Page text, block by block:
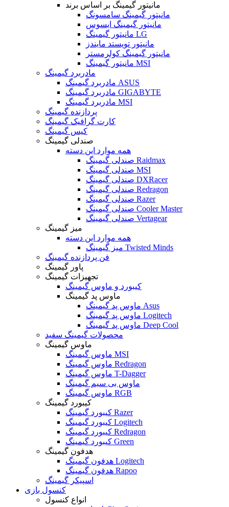
مانیتور گیمینگ بر اساس برند
مانیتور گیمینگ سامسونگ
مانیتور گیمینگ ایسوس
مانیتور گیمینگ LG
مانیتور تویستد مایندز
مانیتور گیمینگ کولرمستر
مانیتور گیمینگ MSI
مادربرد گیمینگ
مادربرد گیمینگ ASUS
مادربرد گیمینگ GIGABYTE
مادربرد گیمینگ MSI
پردازنده گیمینگ
کارت گرافیک گیمینگ
کیس گیمینگ
صندلی گیمینگ
همه موارد این دسته
صندلی گیمینگ Raidmax
صندلی گیمینگ MSI
صندلی گیمینگ DXRacer
صندلی گیمینگ Redragon
صندلی گیمینگ Razer
صندلی گیمینگ Cooler Master
صندلی گیمینگ Vertagear
میز گیمینگ
همه موارد این دسته
میز گیمینگ Twisted Minds
فن پردازنده گیمینگ
پاور گیمینگ
تجهیزات گیمینگ
کیبورد و ماوس گیمینگ
ماوس پد گیمینگ
ماوس پد گیمینگ Asus
ماوس پد گیمینگ Logitech
ماوس پد گیمینگ Deep Cool
محصولات گیمینگ سفید
ماوس گیمینگ
ماوس گیمینگ MSI
ماوس گیمینگ Redragon
ماوس گیمینگ T-Dagger
ماوس بی سیم گیمینگ
ماوس گیمینگ RGB
کیبورد گیمینگ
کیبورد گیمینگ Razer
کیبورد گیمینگ Logitech
کیبورد گیمینگ Redragon
کیبورد گیمینگ Green
هدفون گیمینگ
هدفون گیمینگ Logitech
هدفون گیمینگ Rapoo
اسپیکر گیمینگ
کنسول بازی
انواع کنسول